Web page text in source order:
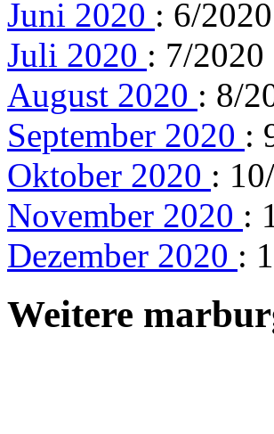
Juni 2020 : 6/
Juli 2020 : 7/2020
August 2020 : 8/
September 2020 :
Oktober 2020 :
November 2020 :
Dezember 2020 :
Weitere